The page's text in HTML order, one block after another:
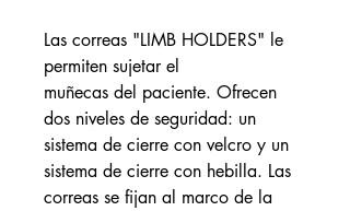
Las correas "LIMB HOLDERS" le
permiten sujetar el
muñecas del paciente. Ofrecen
dos niveles de seguridad: un
sistema de cierre con velcro y un
sistema de cierre con hebilla. Las
correas se fijan al marco de la